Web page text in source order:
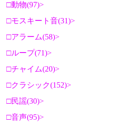
動物(97)
モスキート音(31)
アラーム(58)
ループ(71)
チャイム(20)
クラシック(152)
民謡(30)
音声(95)